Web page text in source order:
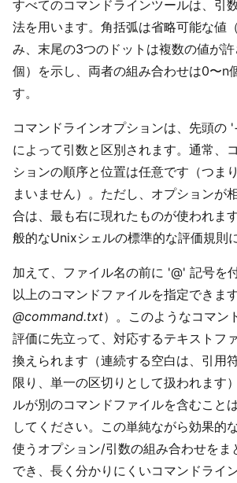
すべてのコマンドラインツールは、引
法を用います。角括弧は省略可能な値
み、末尾の3つのドットは複数の値が
個）を示し、両者の組み合わせは0〜n
す。
コマンドラインオプションは、先頭
によって引数と区別されます。通常、
ションの順序と位置は任意です（つま
まいません）。ただし、オプションが
合は、最も右に現れたものが使われま
般的なUnixシェルの標準的な評価規則
加えて、ファイル名の前に '@' 記号を
以上のコマンドファイルを指定できま
@command.txt）。このようなコマン
評価に先立って、対応するテキストフ
換えられます（連続する空白は、引用
限り、単一の区切りとして扱われます
ルが別のコマンドファイルを含むこと
してください。この単純ながら効果的
使うオプション/引数の組み合わせをま
でき、長く分かりにくいコマンドライ